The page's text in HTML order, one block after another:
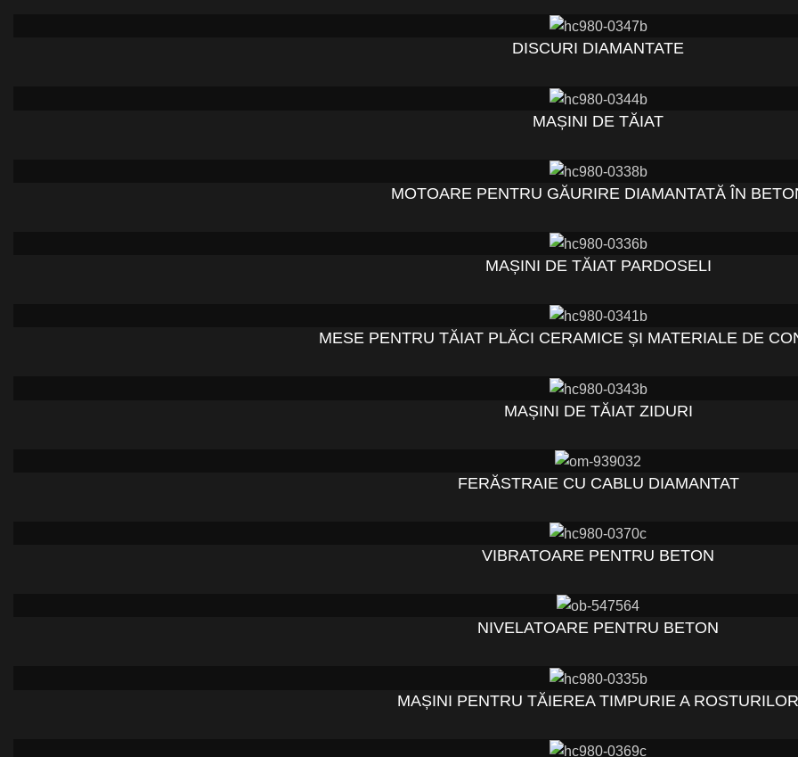
DISCURI DIAMANTATE
MAȘINI DE TĂIAT
MOTOARE PENTRU GĂURIRE DIAMANTATĂ ÎN
MAȘINI DE TĂIAT PARDOSELI
MESE PENTRU TĂIAT PLĂCI CERAMICE ȘI MATERIALE DE
MAȘINI DE TĂIAT ZIDURI
FERĂSTRAIE CU CABLU DIAMANTAT
VIBRATOARE PENTRU BETON
NIVELATOARE PENTRU BETON
MAȘINI PENTRU TĂIEREA TIMPURIE A